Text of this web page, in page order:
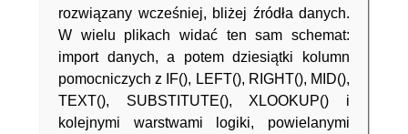
rozwiązany wcześniej, bliżej źródła danych.
W wielu plikach widać ten sam schemat:
import danych, a potem dziesiątki kolumn
pomocniczych z IF(), LEFT(), RIGHT(), MID(),
TEXT(), SUBSTITUTE(), XLOOKUP() i
kolejnymi warstwami logiki, powielanymi